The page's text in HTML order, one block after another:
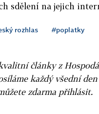
sdělení na jejich
rozhlas #poplatky
články z
každý všední
zdarma přihlásit.